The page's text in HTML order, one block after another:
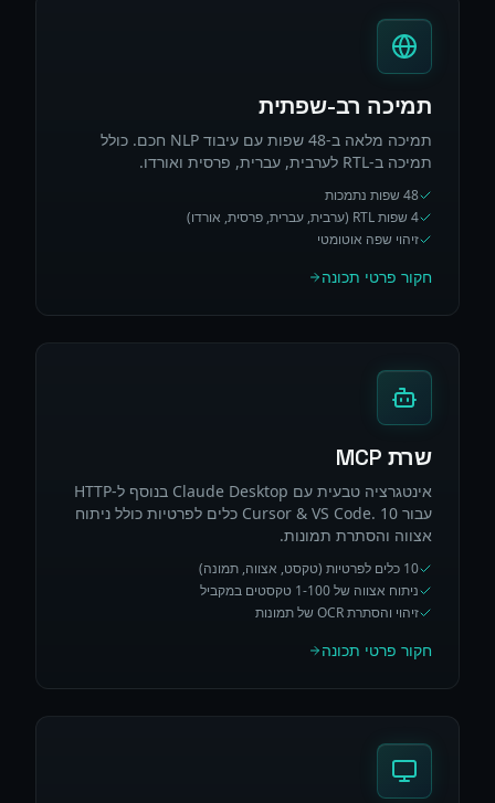
תמיכה רב-שפתית
תמיכה מלאה ב-48 שפות עם עיבוד NLP חכם. כולל
תמיכה ב-RTL לערבית, עברית, פרסית ואורדו.
48 שפות נתמכות
4 שפות RTL (ערבית, עברית, פרסית, אורדו)
זיהוי שפה אוטומטי
חקור פרטי תכונה
שרת MCP
אינטגרציה טבעית עם Claude Desktop בנוסף ל-HTTP
עבור Cursor & VS Code. 10 כלים לפרטיות כולל ניתוח
אצווה והסתרת תמונות.
10 כלים לפרטיות (טקסט, אצווה, תמונה)
ניתוח אצווה של 1-100 טקסטים במקביל
זיהוי והסתרת OCR של תמונות
חקור פרטי תכונה